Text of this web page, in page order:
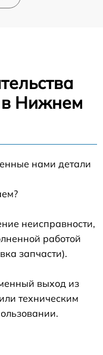
в Нижнем
нами детали
неисправности,
работой
запчасти).
выход из
техническим